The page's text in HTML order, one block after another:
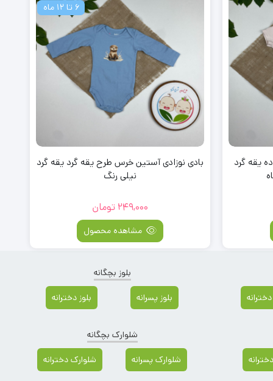
یقه گرد
6 تا 12 ماه
بادی نوزادی آستین خرس طرح یقه گرد یقه گرد
نیلی رنگ
249,000 تومان
مشاهده محصول
بلوز بچگانه
بلوز پسرانه بلوز دخترانه
شلوارک بچگانه
شلوارک پسرانه شلوارک دخترانه